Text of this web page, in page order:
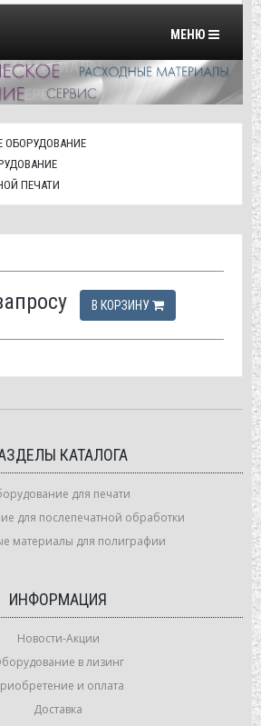
Переключить
МЕНЮ
ОБОРУДОВАНИЕ
ПЕЧАТИ
В КОРЗИНУ
КАТАЛОГА
для печати
для послепечатной обработки
материалы для полиграфии
ИНФОРМАЦИЯ
Новости-Акции
в лизинг
и оплата
Доставка